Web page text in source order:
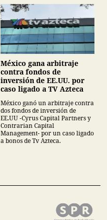
México gana arbitraje
contra fondos de
inversión de EE.UU. por
caso ligado a TV Azteca
México ganó un arbitraje contra
dos fondos de inversión de
EE.UU -Cyrus Capital Partners y
Contrarian Capital
Management- por un caso ligado
a bonos de Tv Azteca.